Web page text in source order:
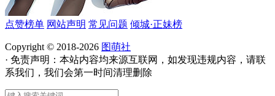
点赞榜单 网站声明 常见问题 倾城·正妹榜
Copyright © 2018-2026 图萌社
· 免责声明：本站内容均来源互联网，如发现违规内容，请联
系我们，我们会第一时间清理删除